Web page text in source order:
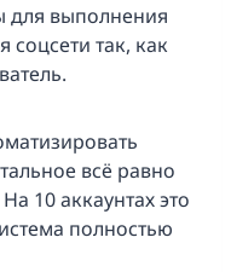
для выполнения
так, как
всё равно
10 аккаунтах это
полностью